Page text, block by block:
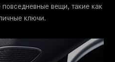
повседневные вещи, такие как
ключи.